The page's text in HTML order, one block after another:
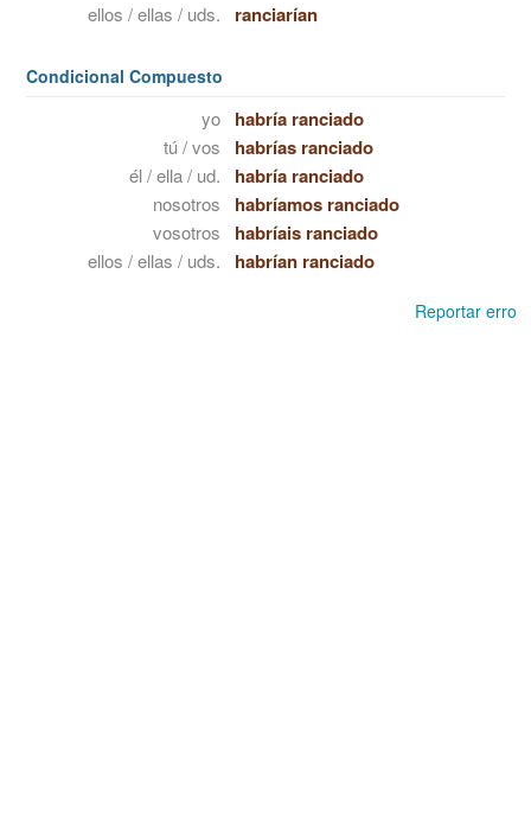
ellos / ellas / uds. ranciarían
Condicional Compuesto
yo habría ranciado
tú / vos habrías ranciado
él / ella / ud. habría ranciado
nosotros habríamos ranciado
vosotros habríais ranciado
ellos / ellas / uds. habrían ranciado
Reportar erro